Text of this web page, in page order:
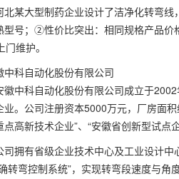
北某大型制药企业设计了洁净化转弯
型号；②性价比突出：相同规格产品
维护。
中科自动化股份有限公司
徽中科自动化股份有限公司成立于
业。公司注册资本5000万元，厂房面
高新技术企业”、“安徽省创新型试点
司拥有省级企业技术中心及工业设计
转弯控制系统”，实现转弯段速度与